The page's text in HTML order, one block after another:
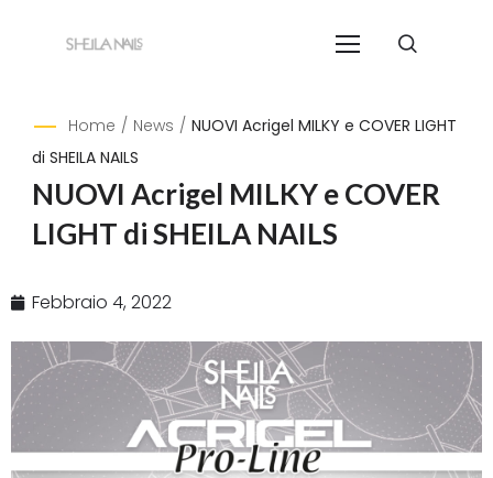
Home / News / NUOVI Acrigel MILKY e COVER LIGHT
di SHEILA NAILS
NUOVI Acrigel MILKY e COVER
LIGHT di SHEILA NAILS
Febbraio 4, 2022